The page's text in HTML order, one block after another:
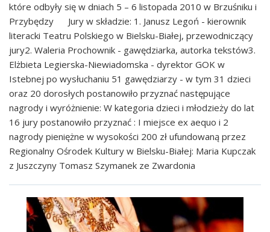
które odbyły się w dniach 5 – 6 listopada 2010 w Brzuśniku i
Przybędzy Jury w składzie: 1. Janusz Legoń - kierownik
literacki Teatru Polskiego w Bielsku-Białej, przewodniczący
jury2. Waleria Prochownik - gawędziarka, autorka tekstów3.
Elżbieta Legierska-Niewiadomska - dyrektor GOK w
Istebnej po wysłuchaniu 51 gawędziarzy - w tym 31 dzieci
oraz 20 dorosłych postanowiło przyznać następujące
nagrody i wyróżnienie: W kategoria dzieci i młodzieży do lat
16 jury postanowiło przyznać : I miejsce ex aequo i 2
nagrody pieniężne w wysokości 200 zł ufundowaną przez
Regionalny Ośrodek Kultury w Bielsku-Białej: Maria Kupczak
z Juszczyny Tomasz Szymanek ze Zwardonia